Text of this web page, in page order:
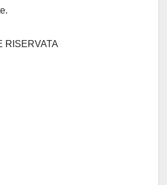
RISERVATA